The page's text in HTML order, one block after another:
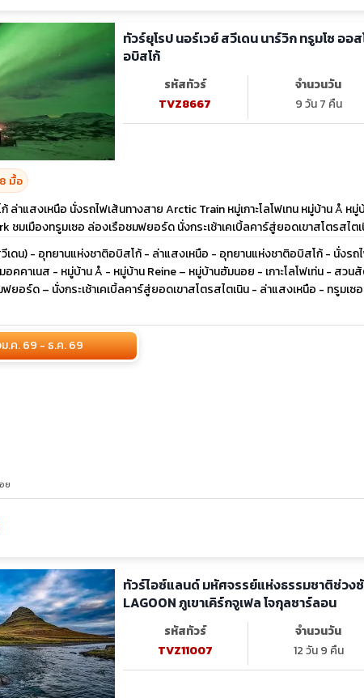
ทัวร์ยุโรป นอร์เวย์ สวีเดน นาร์วิก ทรูมโซ ออ
อบิสโก้
รหัสทัวร์
TVZ8667
จำนวนวัน
9 วัน 7 คืน
มื้อ
ล่าแสงเหนือ นั่งรถไฟเส้นทางสาย Arctic Train หมู่เกาะโลโฟเทน หมู่บ้าน Å หมู่
ชมเมืองทรูมเซอ ล่องเรือชมฟยอร์ด นั่งกระเช้าเคเบิ้ลคาร์สู่ยอดเขาสโตรสไต
ดน) - อุทยานแห่งชาติอบิสโก้ - ล่าแสงเหนือ - อุทยานแห่งชาติอบิสโก้ - นั่งรถ
อคคาเนส - หมู่บ้าน Å - หมู่บ้าน Reine – หมู่บ้านฮัมนอย - เกาะโลโฟเท่น - สวน
ยอร์ด – นั่งกระเช้าเคเบิ้ลคาร์สู่ยอดเขาสโตรสไตเนิน - ล่าแสงเหนือ - ทรูมเซ
ม.ค. 69 - ธ.ค. 69
ย
ทัวร์ไอซ์แลนด์ มหัศจรรย์แห่งธรรมชาติช่วง
LAGOON ภูเขาเคิร์กจูเฟล โจกุลซาร์ลอน
รหัสทัวร์
TVZ11007
จำนวนวัน
12 วัน 9 คืน